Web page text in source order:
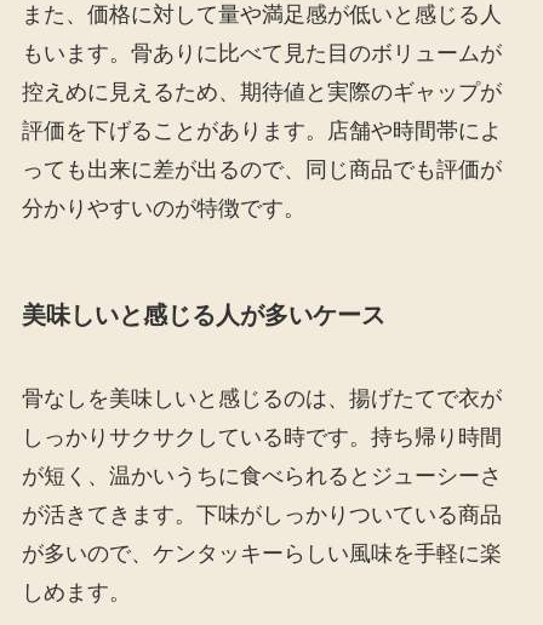
また、価格に対して量や満足感が低いと感じる人
もいます。骨ありに比べて見た目のボリュームが
控えめに見えるため、期待値と実際のギャップが
評価を下げることがあります。店舗や時間帯によ
っても出来に差が出るので、同じ商品でも評価が
分かりやすいのが特徴です。
美味しいと感じる人が多いケース
骨なしを美味しいと感じるのは、揚げたてで衣が
しっかりサクサクしている時です。持ち帰り時間
が短く、温かいうちに食べられるとジューシーさ
が活きてきます。下味がしっかりついている商品
が多いので、ケンタッキーらしい風味を手軽に楽
しめます。